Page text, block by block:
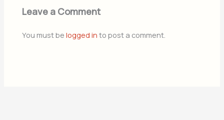
Leave a Comment
You must belogged in to post a comment.